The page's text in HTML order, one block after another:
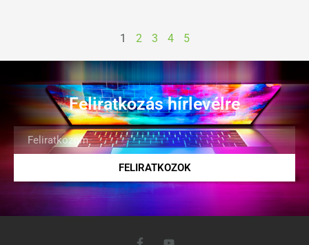
1 2 3 4 5
Feliratkozás hírlevélre
FELIRATKOZOK